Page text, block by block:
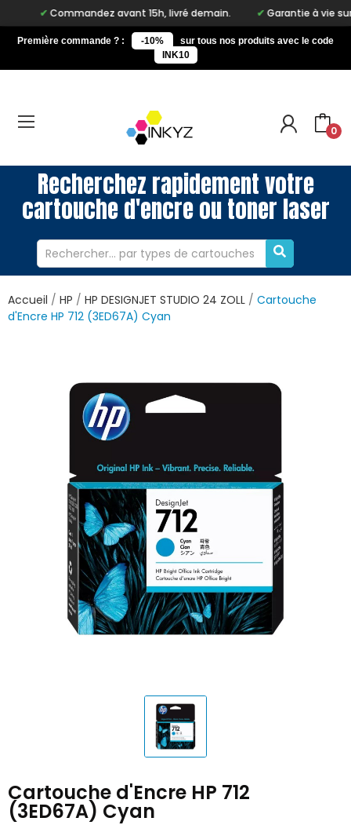
Commandez avant 15h, livré demain. Garantie à vie sur notre
Première commande ? : -10%
sur tous nos produits avec le code
INK10
0
Recherchez rapidement votre
cartouche d'encre ou toner laser
Accueil HP HP DESIGNJET STUDIO 24 ZOLL
Cartouche
d'Encre HP 712 (3ED67A) Cyan
Cartouche d'Encre HP 712
(3ED67A) Cyan